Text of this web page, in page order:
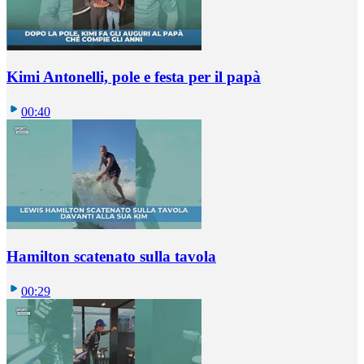
Kimi Antonelli, pole e festa per il papà
00:40
Hamilton scatenato sulla tavola
00:29